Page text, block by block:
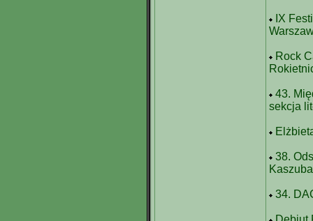
IX
Rock
43.
sekcja
38.
34.